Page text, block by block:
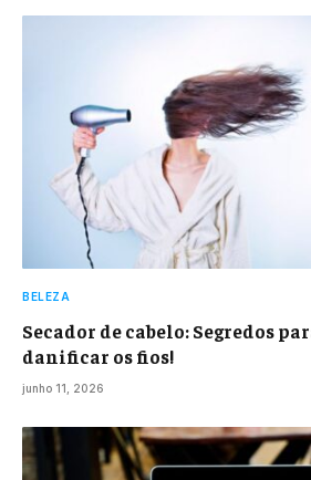
BELEZA
Secador de cabelo: Segredos
danificar os fios!
junho 11, 2026